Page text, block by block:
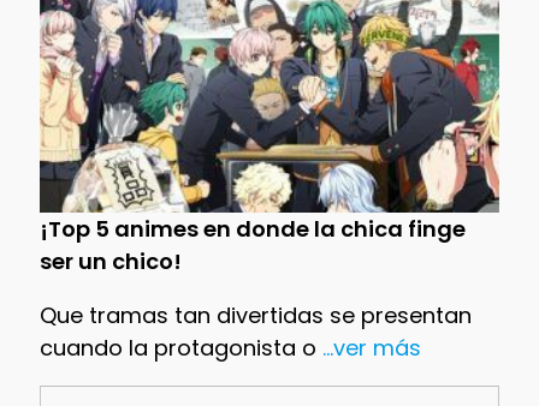
¡Top 5 animes en donde la chica finge
ser un chico!
Que tramas tan divertidas se presentan
cuando la protagonista o ...ver más